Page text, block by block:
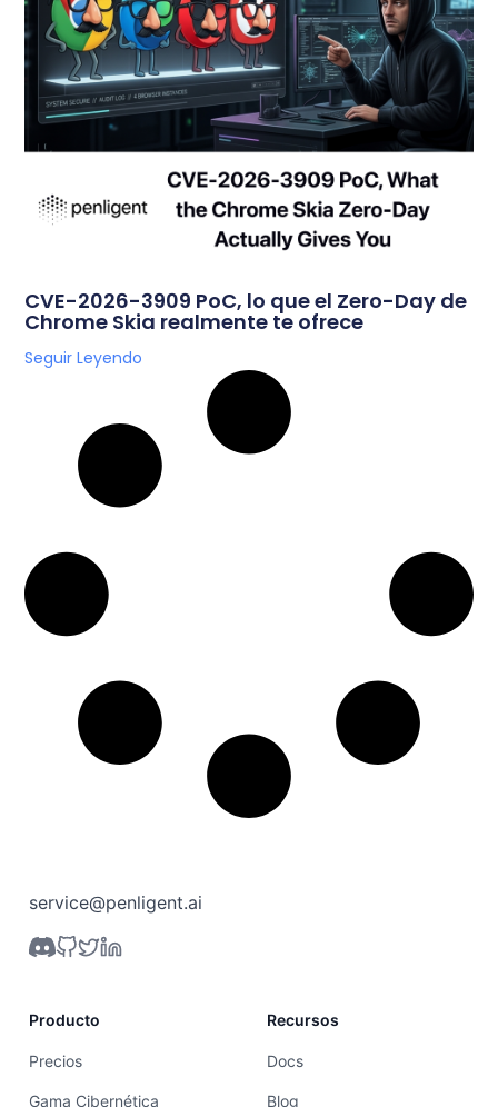
CVE-2026-3909 PoC, lo que el Zero-Day de
Chrome Skia realmente te ofrece
Seguir Leyendo
service@penligent.ai
Producto
Precios
Gama Cibernética
Recursos
Docs
Blog